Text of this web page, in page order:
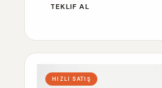
TEKLIF AL
HIZLI SATIŞ